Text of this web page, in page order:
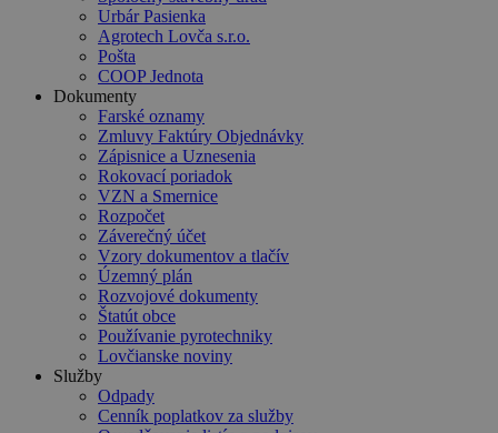
Urbár Pasienka
Agrotech Lovča s.r.o.
Pošta
COOP Jednota
Dokumenty
Farské oznamy
Zmluvy Faktúry Objednávky
Zápisnice a Uznesenia
Rokovací poriadok
VZN a Smernice
Rozpočet
Záverečný účet
Vzory dokumentov a tlačív
Územný plán
Rozvojové dokumenty
Štatút obce
Používanie pyrotechniky
Lovčianske noviny
Služby
Odpady
Cenník poplatkov za služby